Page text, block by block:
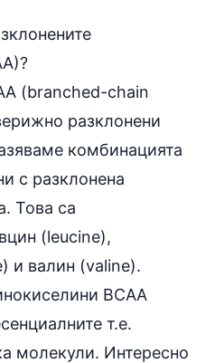
(branched-chain
разклонени
комбинацията
с разклонена
Това са
(leucine),
и валин (valine).
BCAA
т.е.
молекули. Интересно